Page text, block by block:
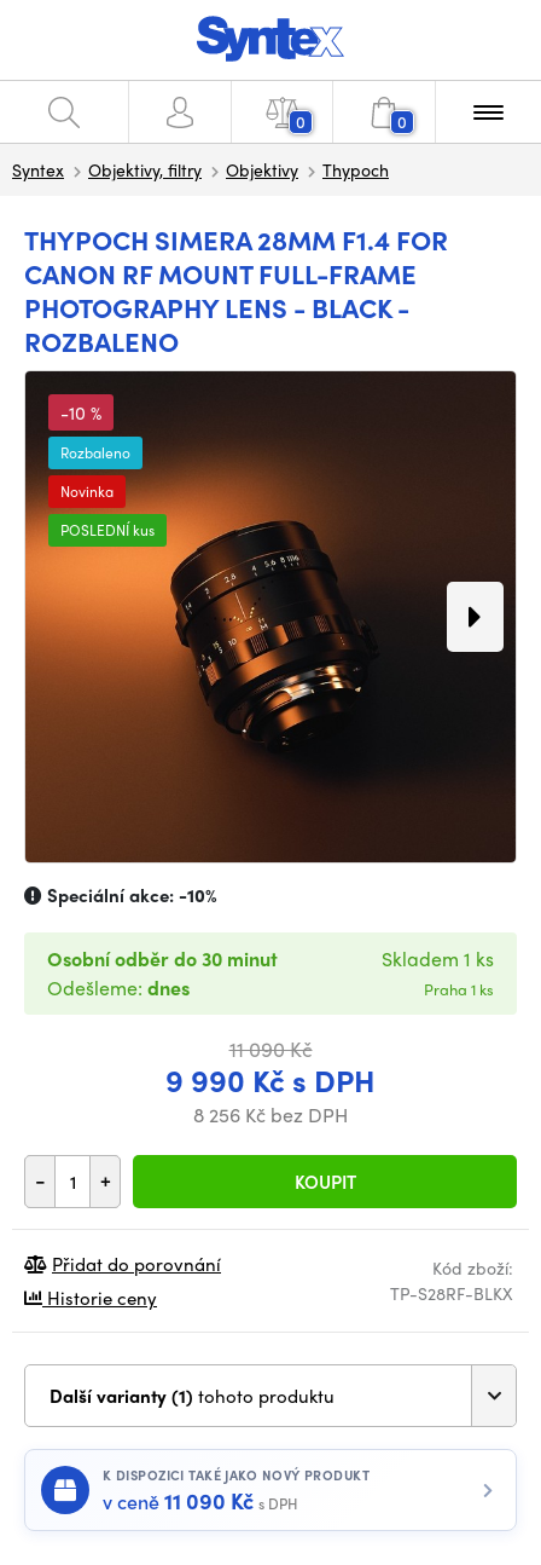
0 0
Syntex Objektivy, filtry Objektivy Thypoch
THYPOCH SIMERA 28MM F1.4 FOR
CANON RF MOUNT FULL-FRAME
PHOTOGRAPHY LENS - BLACK -
ROZBALENO
-10 %
Rozbaleno
Novinka
POSLEDNÍ kus
Speciální akce:-10%
11 090 Kč
9 990 Kč s DPH
8 256 Kč bez DPH
- + KOUPIT
Osobní odběr do 30 minut
Odešleme: dnes
Skladem 1 ks
Praha 1 ks
Kód zboží:
TP-S28RF-BLKX
Přidat do porovnání
Historie ceny
Další varianty (1) tohoto produktu
K DISPOZICI TAKÉ JAKO NOVÝ PRODUKT
v ceně11 090 Kč s DPH